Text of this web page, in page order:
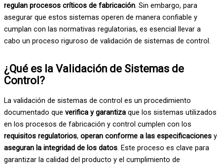
regulan procesos críticos de fabricación. Sin embargo, para
asegurar que estos sistemas operen de manera confiable y
cumplan con las normativas regulatorias, es esencial llevar a
cabo un proceso riguroso de validación de sistemas de control.
¿Qué es la Validación de Sistemas de
Control?
La validación de sistemas de control es un procedimiento
documentado que verifica y garantiza que los sistemas utilizados
en los procesos de fabricación y control cumplen con los
requisitos regulatorios, operan conforme a las especificaciones y
aseguran la integridad de los datos. Este proceso es clave para
garantizar la calidad del producto y el cumplimiento de